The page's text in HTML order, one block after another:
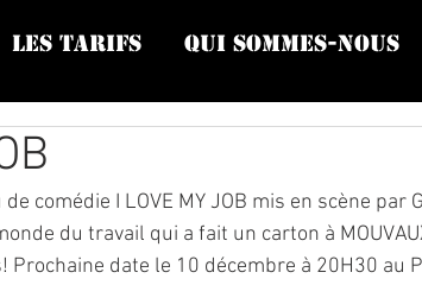
Les tarifs Qui sommes-nous
comédie I LOVE MY JOB mis en scène par
du travail qui a fait un carton à
date le 10 décembre à 20H30 au